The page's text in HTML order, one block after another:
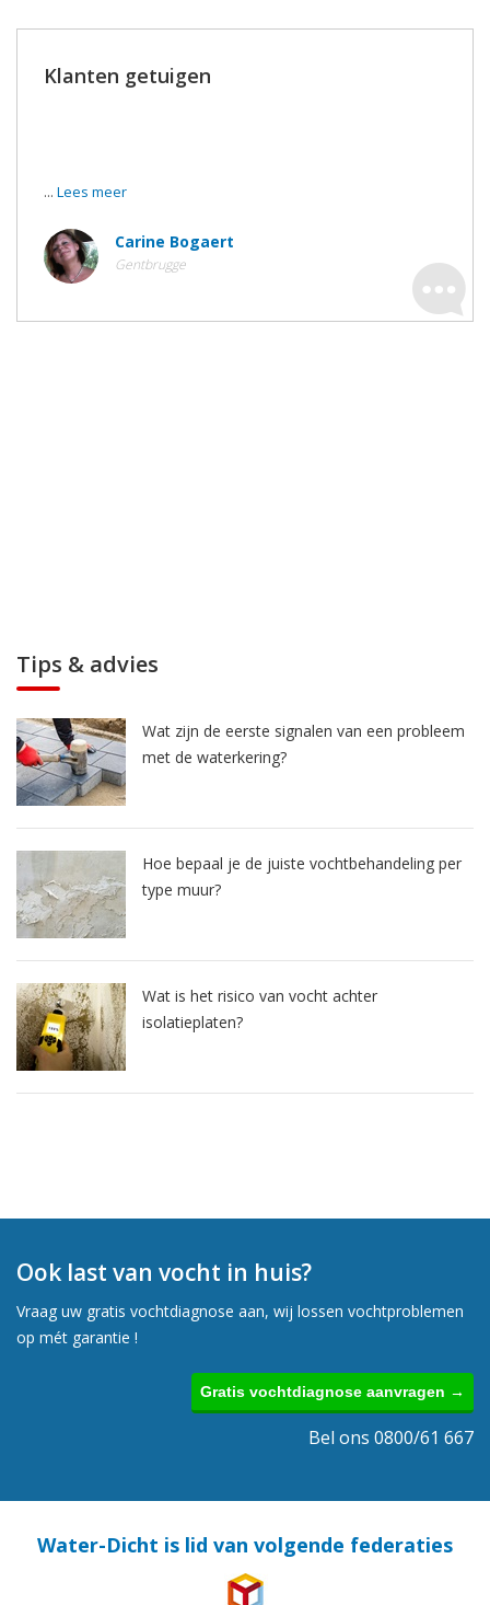
Klanten getuigen
... Lees meer
Carine Bogaert
Gentbrugge
Tips & advies
Wat zijn de eerste signalen van een probleem
met de waterkering?
Hoe bepaal je de juiste vochtbehandeling per
type muur?
Wat is het risico van vocht achter
isolatieplaten?
Ook last van vocht in huis?
Vraag uw gratis vochtdiagnose aan, wij lossen vochtproblemen
op mét garantie !
Gratis vochtdiagnose aanvragen →
Bel ons 0800/61 667
Water-Dicht is lid van volgende federaties